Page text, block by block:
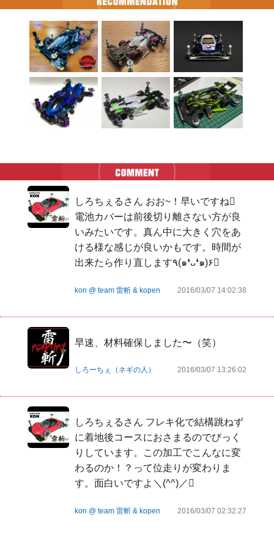
しろちぇるさん おお~！早いですね󾫴
電池カバーは前後切り離さない方が良
いみたいです。真ん中に大きく穴をあ
ける様な感じが良いかもです。時間が
出来たら作り直します٩(๑❛ᴗ❛๑)۶󾭛
kon @ team 雷斬 & kopen 2016/03/07 14:02:38
早速、材料確保しました〜（笑）
しろーちぇ（ネギの人） 2016/03/07 13:26:02
しろちぇるさん フレキ化で結構跳ねず
に着地後コースにおさまるのでびっく
りしています。この加工でこんなに変
わるのか！？って位走りが変わりま
す。面白いですよ＼(^^)／󾫴
kon @ team 雷斬 & kopen 2016/03/07 02:32:27